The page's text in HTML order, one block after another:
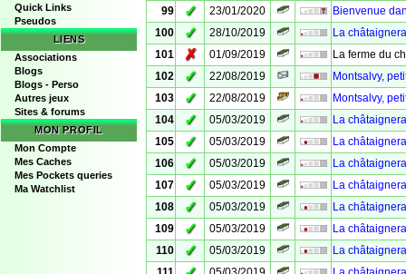
Quick Links
Pseudos
LIENS
Associations
Blogs
Blogs - Perso
Autres jeux
Sites & forums
MON PROFIL
Mon Compte
Mes Caches
Mes Pockets queries
Ma Watchlist
99
✓ 23/01/2020
Bienvenue
100
✓ 28/10/2019
La
101
✗ 01/09/2019
La ferme du
102
✓ 22/08/2019
Montsalvy,
103
✓ 22/08/2019
Montsalvy,
104
✓ 05/03/2019
La
105
✓ 05/03/2019
La
106
✓ 05/03/2019
La
107
✓ 05/03/2019
La
108
✓ 05/03/2019
La
109
✓ 05/03/2019
La
110
✓ 05/03/2019
La